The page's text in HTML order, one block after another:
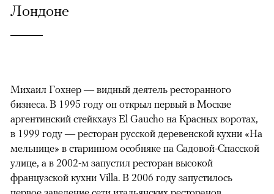
Лондоне
Михаил Гохнер — видный деятель ресторанного
бизнеса. В 1995 году он открыл первый в Москве
аргентинский стейкхауз El Gaucho на Красных воротах,
в 1999 году — ресторан русской деревенской кухни «На
мельнице» в старинном особняке на Садовой-Спасской
улице, а в 2002-м запустил ресторан высокой
французской кухни Villa. В 2006 году запустилось